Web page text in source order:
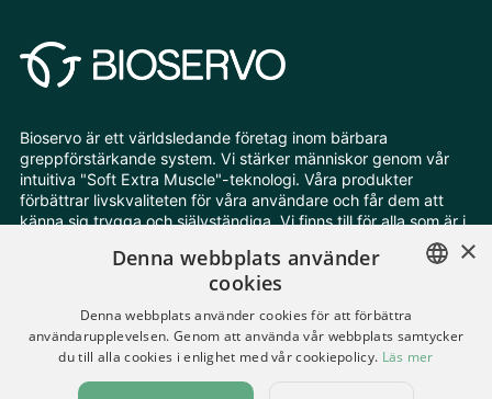
Bioservo är ett världsledande företag inom bärbara
greppförstärkande system. Vi stärker människor genom vår
intuitiva "Soft Extra Muscle"-teknologi. Våra produkter
förbättrar livskvaliteten för våra användare och får dem att
känna sig trygga och självständiga. Vi finns till för alla som är i
Följ oss
Ändra dina cookieinställningar
Integritetspolicy
ENGLISH
SWEDISH
×
Denna webbplats använder
cookies
Denna webbplats använder cookies för att förbättra
användarupplevelsen. Genom att använda vår webbplats samtycker
du till alla cookies i enlighet med vår cookiepolicy. Läs mer